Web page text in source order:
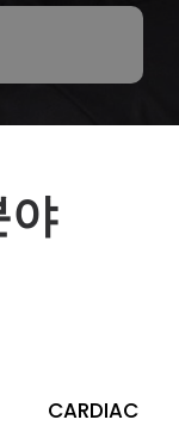
야
CARDIAC